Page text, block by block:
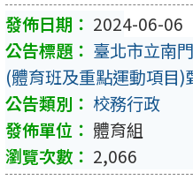
2024-06-06
臺北市立南
(體育班及重點運動項目
校務行政
體育組
2,066